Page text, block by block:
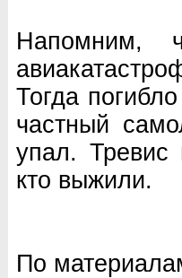
Напомним,
Тогда
частный
упал. Тревис
кто выжили.
По